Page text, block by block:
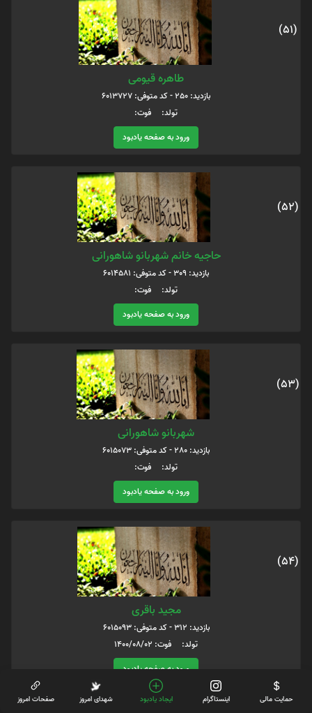
(51)
طاهره قیومی
بازدید: 250 - کد متوفی: 6013727
تولد: فوت:
ورود به صفحه یادبود
(52)
حاجیه خانم شهربانو شاهورانی
بازدید: 309 - کد متوفی: 6014581
تولد: فوت:
ورود به صفحه یادبود
(53)
شهربانو شاهورانی
بازدید: 280 - کد متوفی: 6015073
تولد: فوت:
ورود به صفحه یادبود
(54)
مجید باقری
بازدید: 312 - کد متوفی: 6015093
تولد: فوت: 1400/08/02
ورود به صفحه یادبود
حمایت مالی اینستاگرام ایجاد یادبود شهدای امروز صفحات امروز